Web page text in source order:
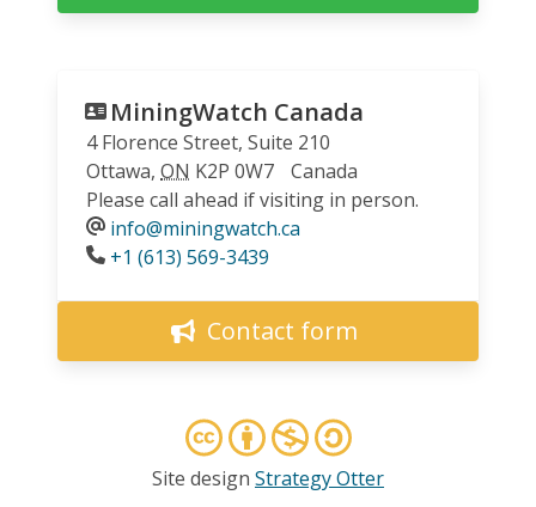
MiningWatch Canada
4 Florence Street, Suite 210
Ottawa, ON K2P 0W7
Canada
Please call ahead if visiting in person.
info@miningwatch.ca
Phone
+1 (613) 569-3439
Contact form
Site design Strategy Otter